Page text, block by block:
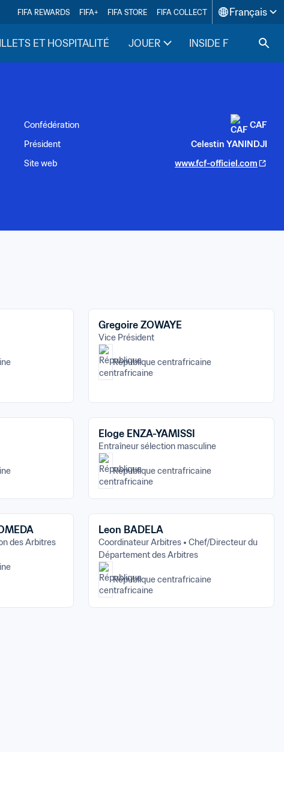
FIFA REWARDS FIFA+ FIFA STORE FIFA COLLECT Français
ET HOSPITALITÉ JOUER INSIDE FIFA
Confédération
CAF
Président
Celestin YANINDJI
Site web
www.fcf-officiel.com
Gregoire ZOWAYE
Vice Président
République centrafricaine
Eloge ENZA-YAMISSI
Entraîneur sélection masculine
République centrafricaine
des Arbitres
Leon BADELA
Coordinateur Arbitres
Chef/Directeur du
Département des Arbitres
République centrafricaine